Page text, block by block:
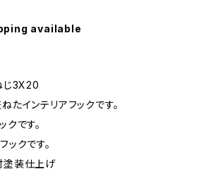
available
じ3X20
たインテリアフックです。
クです。
ックです。
装仕上げ